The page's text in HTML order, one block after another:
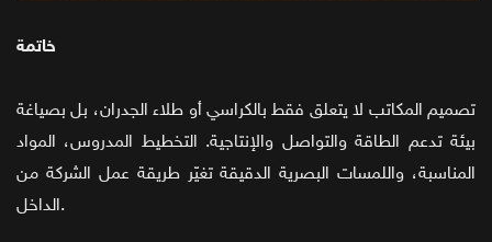
خاتمة
تصميم المكاتب لا يتعلق فقط بالكراسي أو طلاء الجدران، بل بصياغة
بيئة تدعم الطاقة والتواصل والإنتاجية. التخطيط المدروس، المواد
المناسبة، واللمسات البصرية الدقيقة تغيّر طريقة عمل الشركة من
الداخل.